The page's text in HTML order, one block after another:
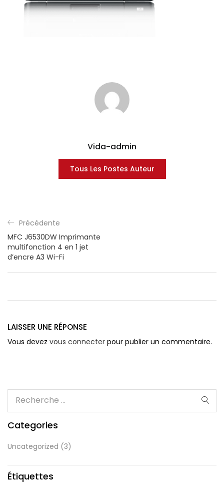
Vida-admin
Tous Les Postes Auteur
Précédente
MFC J6530DW Imprimante
multifonction 4 en 1 jet
d’encre A3 Wi-Fi
LAISSER UNE RÉPONSE
Vous devez vous connecter pour publier un commentaire.
Categories
Uncategorized (3)
Étiquettes